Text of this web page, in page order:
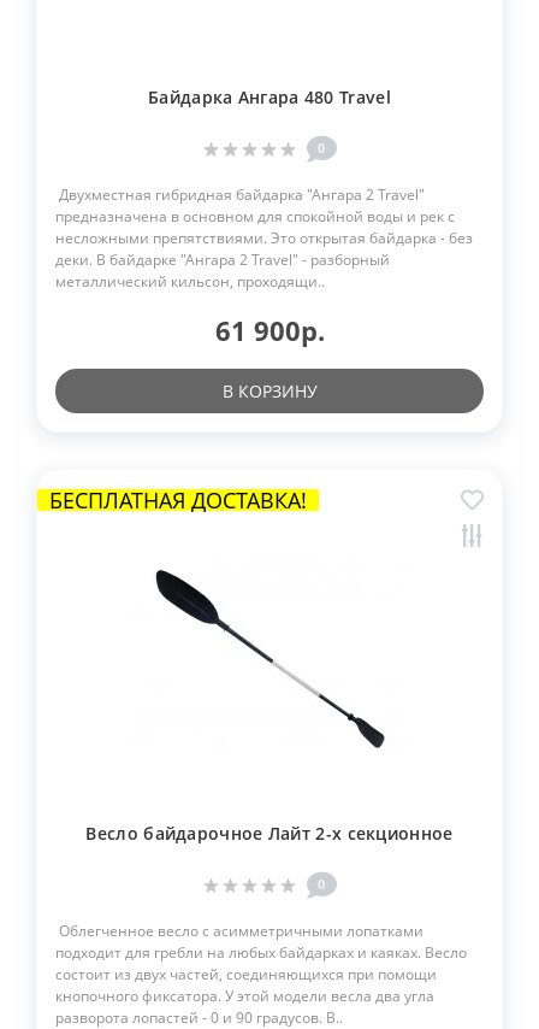
Байдарка Ангара 480 Travel
0
Двухместная гибридная байдарка "Ангара 2 Travel"
предназначена в основном для спокойной воды и рек с
несложными препятствиями. Это открытая байдарка - без
деки. В байдарке "Ангара 2 Travel" - разборный
металлический кильсон, проходящи..
61 900р.
В КОРЗИНУ
БЕСПЛАТНАЯ ДОСТАВКА!
Весло байдарочное Лайт 2-х секционное
0
Облегченное весло с асимметричными лопатками
подходит для гребли на любых байдарках и каяках. Весло
состоит из двух частей, соединяющихся при помощи
кнопочного фиксатора. У этой модели весла два угла
разворота лопастей - 0 и 90 градусов. В..